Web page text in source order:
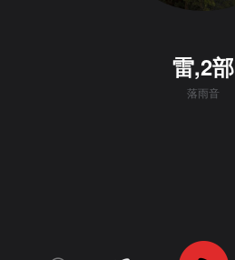
雷,2部
落雨音